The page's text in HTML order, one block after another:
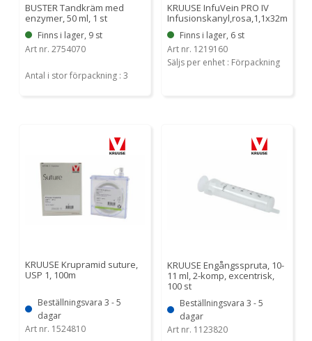
BUSTER Tandkräm med
enzymer, 50 ml, 1 st
Finns i lager, 9 st
Art nr. 2754070
Antal i stor förpackning : 3
KRUUSE InfuVein PRO IV
Finns i lager, 6 st
Art nr. 1219160
Säljs per enhet : Förpackning
KRUUSE Krupramid suture,
USP 1, 100m
Beställningsvara 3 - 5
dagar
Art nr. 1524810
KRUUSE Engångsspruta, 10-
11 ml, 2-komp, excentrisk,
100 st
Beställningsvara 3 - 5
dagar
Art nr. 1123820